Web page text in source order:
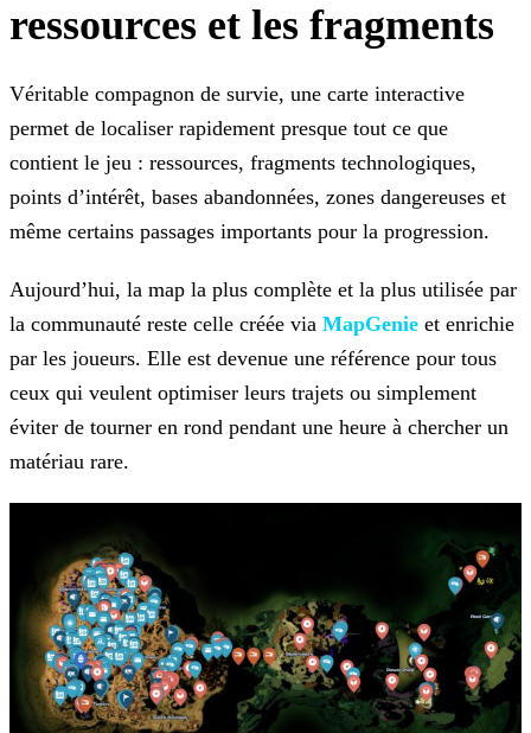
ressources et les fragments
Véritable compagnon de survie, une carte interactive
permet de localiser rapidement presque tout ce que
contient le jeu : ressources, fragments technologiques,
points d’intérêt, bases abandonnées, zones dangereuses et
même certains passages importants pour la progression.
Aujourd’hui, la map la plus complète et la plus utilisée par
la communauté reste celle créée via MapGenie et enrichie
par les joueurs. Elle est devenue une référence pour tous
ceux qui veulent optimiser leurs trajets ou simplement
éviter de tourner en rond pendant une heure à chercher un
matériau rare.